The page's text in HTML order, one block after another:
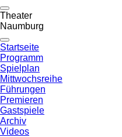
Theater
Naumburg
Startseite
Programm
Spielplan
Mittwochsreihe
Führungen
Premieren
Gastspiele
Archiv
Videos